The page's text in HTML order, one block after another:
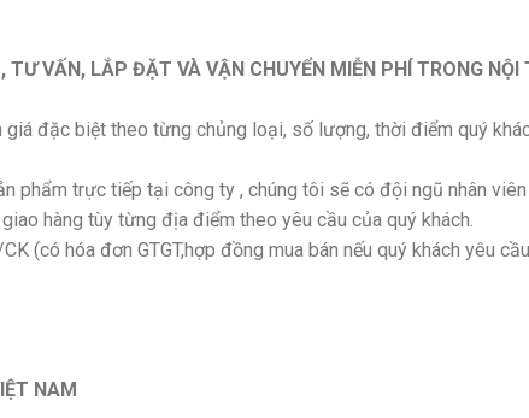
VẤN, LẮP ĐẶT VÀ VẬN CHUYỂN MIỄN PHÍ TRONG NỘI
đặc biệt theo từng chủng loại, số lượng, thời điểm quý
phẩm trực tiếp tại công ty , chúng tôi sẽ có đội ngũ nhân
hàng tùy từng địa điểm theo yêu cầu của quý khách.
(có hóa đơn GTGT,hợp đồng mua bán nếu quý khách yêu
NAM